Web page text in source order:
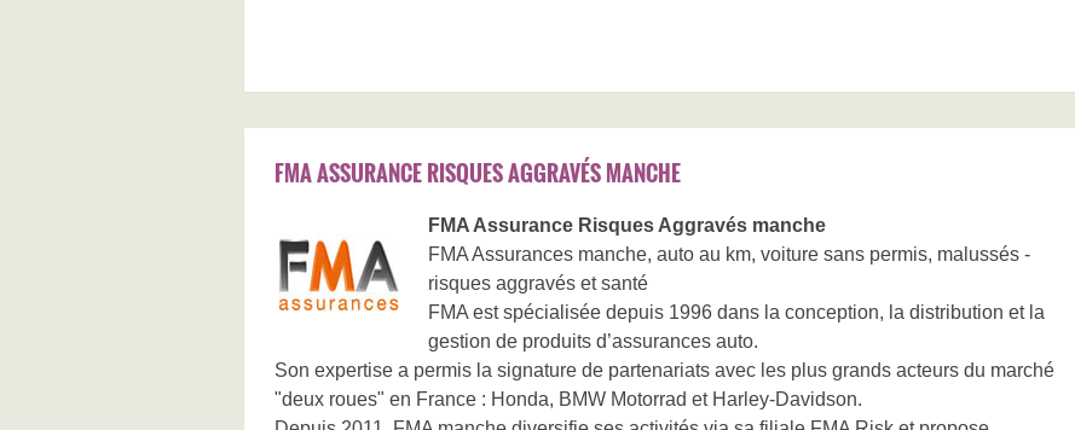
FMA ASSURANCE RISQUES AGGRAVÉS MANCHE
FMA Assurance Risques Aggravés manche
FMA Assurances manche, auto au km, voiture sans permis, malussés -
risques aggravés et santé
FMA est spécialisée depuis 1996 dans la conception, la distribution et la
gestion de produits d’assurances auto.
Son expertise a permis la signature de partenariats avec les plus grands acteurs du marché
"deux roues" en France : Honda, BMW Motorrad et Harley-Davidson.